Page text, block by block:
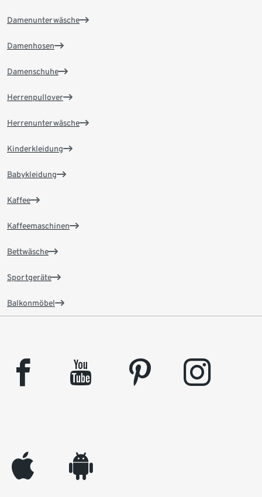
Damenunterwäsche
Damenhosen
Damenschuhe
Herrenpullover
Herrenunterwäsche
Kinderkleidung
Babykleidung
Kaffee
Kaffeemaschinen
Bettwäsche
Sportgeräte
Balkonmöbel
facebook youtube pinterest instagram
appleinc android